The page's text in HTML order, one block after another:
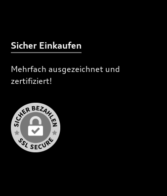
Sicher Einkaufen
Mehrfach ausgezeichnet und
zertifiziert!